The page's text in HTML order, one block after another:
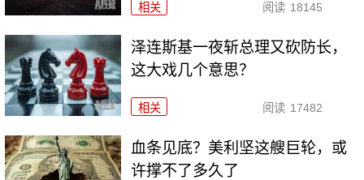
相关 阅读 18145
泽连斯基一夜斩总理又砍防长，
这大戏几个意思？
相关 阅读 17482
血条见底？美利坚这艘巨轮，或
许撑不了多久了